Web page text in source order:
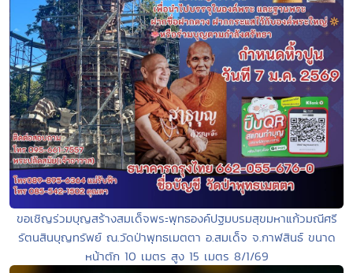
ขอเชิญร่วมบุญสร้างสมเด็จพระพุทธองค์ปฐมบรมสุขมหาแก้วมณีศรี
รัตนสินบุญทรัพย์ ณ.วัดป่าพุทธเมตตา อ.สมเด็จ จ.กาฬสินธ์ ขนาด
หน้าตัก 10 เมตร สูง 15 เมตร 8/1/69